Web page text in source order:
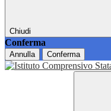
Chiudi
Conferma
Annulla Conferma